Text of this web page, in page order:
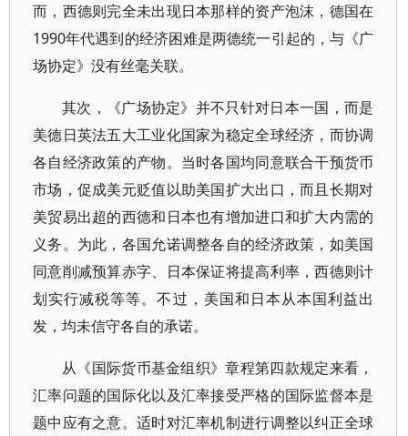
而，西德则完全未出现日本那样的资产泡沫，德国在
1990年代遇到的经济困难是两德统一引起的，与《广
场协定》没有丝毫关联。
其次，《广场协定》并不只针对日本一国，而是
美德日英法五大工业化国家为稳定全球经济，而协调
各自经济政策的产物。当时各国均同意联合干预货币
市场，促成美元贬值以助美国扩大出口，而且长期对
美贸易出超的西德和日本也有增加进口和扩大内需的
义务。为此，各国允诺调整各自的经济政策，如美国
同意削减预算赤字、日本保证将提高利率，西德则计
划实行减税等等。不过，美国和日本从本国利益出
发，均未信守各自的承诺。
从《国际货币基金组织》章程第四款规定来看，
汇率问题的国际化以及汇率接受严格的国际监督本是
题中应有之意。适时对汇率机制进行调整以纠正全球